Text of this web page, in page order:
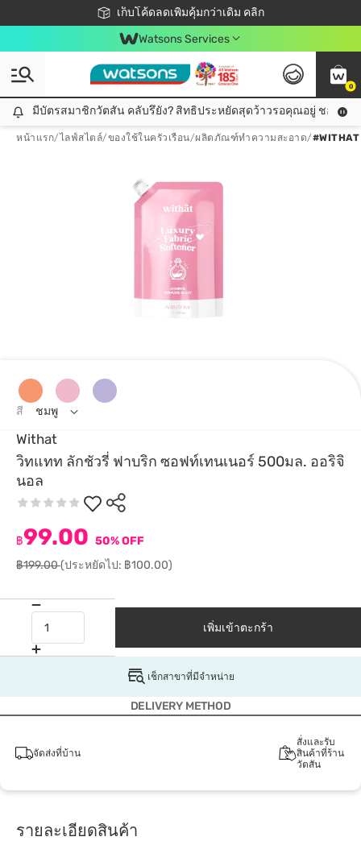
เก็บโค้ดลดเพิ่มคุ้มกว่าเดิม คลิก
ชอปออนไลน์ครั้งแรก ลดเพิ่มจุก ๆ 10%! 🎉
📦ส่งฟรี! เมื่อชอป 499฿
สมาชิกวัตสัน คลับดียังไง?
Watsons Services
0
มีบัตรสมาชิกวัตสัน คลับรึยัง? สิทธิประหยัดสุดว้าวรอคุณอยู่ ชอปคุ้มกว่าเดิม คลิก!
มีบัตรสมาชิกวัตสัน คลับรึยัง? สิทธิประหยัดสุดว้าวรอคุณอยู่ ชอปคุ้มก
หน้าแรก/ไลฟ์สไตล์/ของใช้ในครัวเรือน/ผลิตภัณฑ์ทำความสะอาด/
Withat
วิทแทท ลักชัวรี่ ฟาบริก ซอฟท์เทนเนอร์ 500มล. ออริจิ
นอล
฿99.00 50% OFF
฿199.00(ประหยัดไป: ฿100.00)
สี ชมพู
เพิ่มเข้าตะกร้า
เช็กสาขาที่มีจำหน่าย
DELIVERY METHOD
จัดส่งที่บ้าน
สั่งและรับ
สินค้าที่ร้าน
วัตสัน
รายละเอียดสินค้า